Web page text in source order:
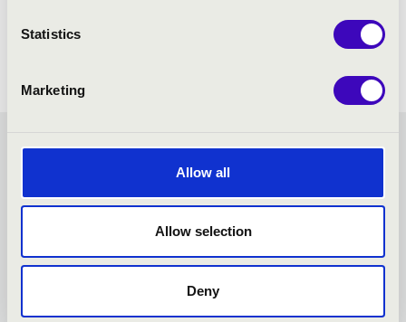
Statistics
Marketing
Allow all
Allow selection
Deny
FORTISSIMO BÉRLET -
NAGYKANIZSA - TOVÁBBI
KONCERTEK